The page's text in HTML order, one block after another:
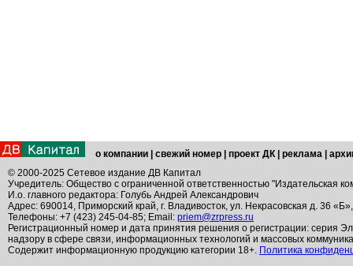
о компании свежий номер проект ДК реклама
© 2000-2025 Сетевое издание ДВ Капитал
Учредитель: Общество с ограниченной ответственностью "Издательская
И.о. главного редактора: Голубь Андрей Александрович
Адрес: 690014, Приморский край, г. Владивосток, ул. Некрасовская д. 36
Телефоны: +7 (423) 245-04-85; Email: priem@zrpress.ru
Регистрационный номер и дата принятия решения о регистрации: серия
надзору в сфере связи, информационных технологий и массовых
Содержит информационную продукцию категории 18+. Политика